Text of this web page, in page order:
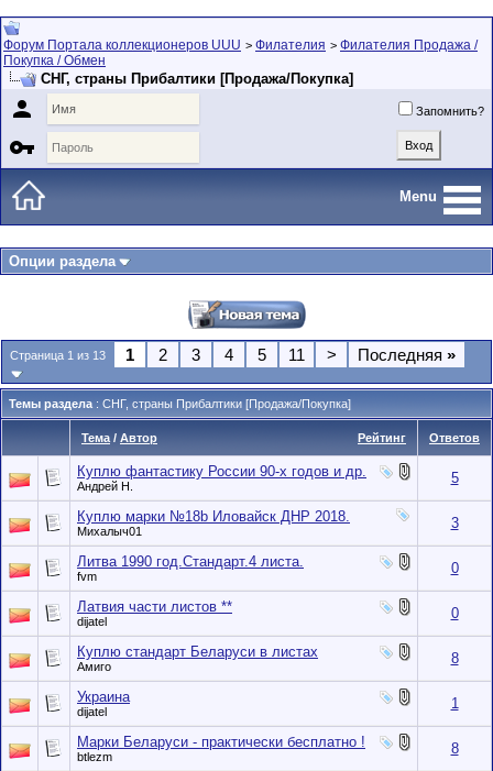
Форум Портала коллекционеров UUU > Филателия > Филателия Продажа /
Покупка / Обмен
СНГ, страны Прибалтики [Продажа/Покупка]
 Запомнить?

Menu
Опции раздела
Страница 1 из 13 1 2 3 4 5 11 > Последняя »
Темы раздела : СНГ, страны Прибалтики [Продажа/Покупка]
Рейтинг
Тема / Автор Ответов
Куплю фантастику России 90-х годов и др.
Андрей Н. 5
Куплю марки №18b Иловайск ДНР 2018.
Михалыч01 3
Литва 1990 год.Стандарт.4 листа.
fvm 0
Латвия части листов **
dijatel 0
Куплю стандарт Беларуси в листах
Амиго 8
Украина
dijatel 1
Марки Беларуси - практически бесплатно !
btlezm 8